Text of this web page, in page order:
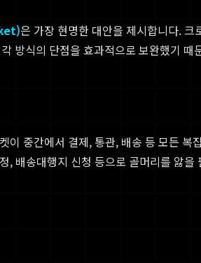
은 가장 현명한 대안을 제시합니다.
방식의 단점을 효과적으로 보완했기 때
중간에서 결제, 통관, 배송 등 모든
배송대행지 신청 등으로 골머리를 앓을